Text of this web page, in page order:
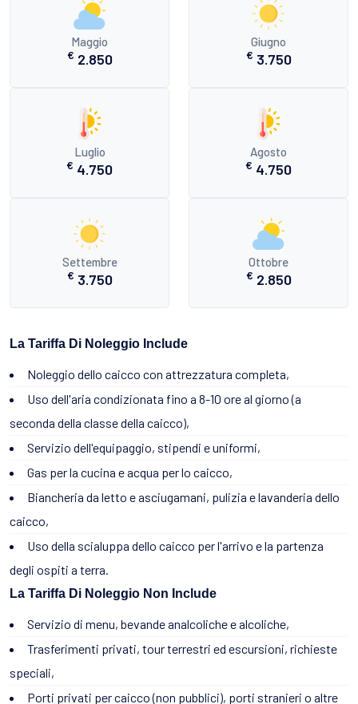
Maggio
€ 2.850
Giugno
€ 3.750
Luglio
€ 4.750
Agosto
€ 4.750
Settembre
€ 3.750
Ottobre
€ 2.850
La Tariffa Di Noleggio Include
Noleggio dello caicco con attrezzatura completa,
Uso dell'aria condizionata fino a 8-10 ore al giorno (a
seconda della classe della caicco),
Servizio dell'equipaggio, stipendi e uniformi,
Gas per la cucina e acqua per lo caicco,
Biancheria da letto e asciugamani, pulizia e lavanderia dello
caicco,
Uso della scialuppa dello caicco per l'arrivo e la partenza
degli ospiti a terra.
La Tariffa Di Noleggio Non Include
Servizio di menu, bevande analcoliche e alcoliche,
Trasferimenti privati, tour terrestri ed escursioni, richieste
speciali,
Porti privati per caicco (non pubblici), porti stranieri o altre